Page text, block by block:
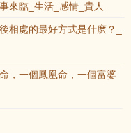
來臨_生活_感情_貴人
相處的最好方式是什麽？_
，一個鳳凰命，一個富婆